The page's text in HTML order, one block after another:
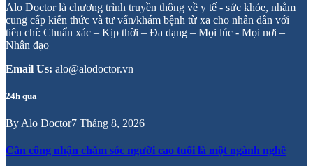
Alo Doctor là chương trình truyền thông về y tế - sức khỏe, nhằm
cung cấp kiến thức và tư vấn/khám bệnh từ xa cho nhân dân với
tiêu chí: Chuẩn xác – Kịp thời – Đa dạng – Mọi lúc - Mọi nơi –
Nhân đạo
Email Us: alo@alodoctor.vn
24h qua
By Alo Doctor7 Tháng 8, 2026
Cần công nhận chăm sóc người cao tuổi là một ngành nghề